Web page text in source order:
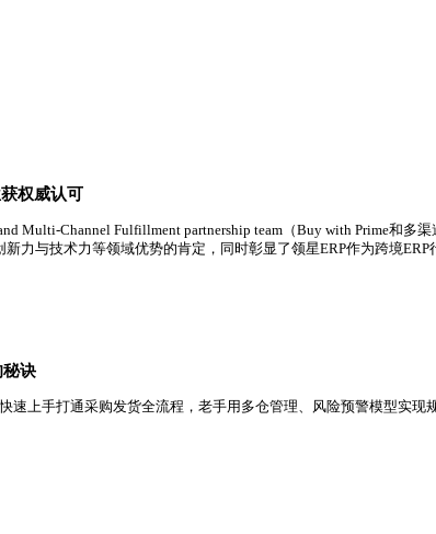
占有率第一，市场占有率进一步提升，规模已超过